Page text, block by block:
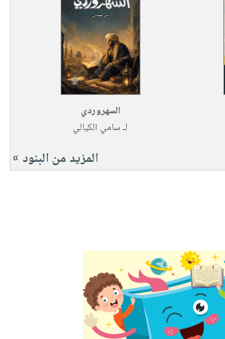
السهروردي
لـسامي الكيالي
المزيد من البنود »